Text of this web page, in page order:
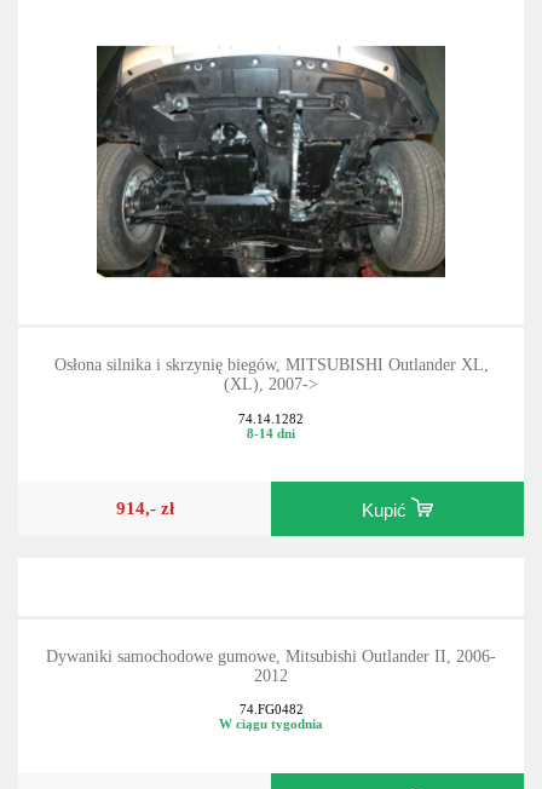
Osłona silnika i skrzynię biegów, MITSUBISHI Outlander XL,
(XL), 2007->
74.14.1282
8-14 dni
914,- zł Kupić
Dywaniki samochodowe gumowe, Mitsubishi Outlander II, 2006-
2012
74.FG0482
W ciągu tygodnia